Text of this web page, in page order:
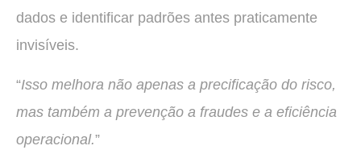
dados e identificar padrões antes praticamente
invisíveis.
“Isso melhora não apenas a precificação do risco,
mas também a prevenção a fraudes e a eficiência
operacional.”